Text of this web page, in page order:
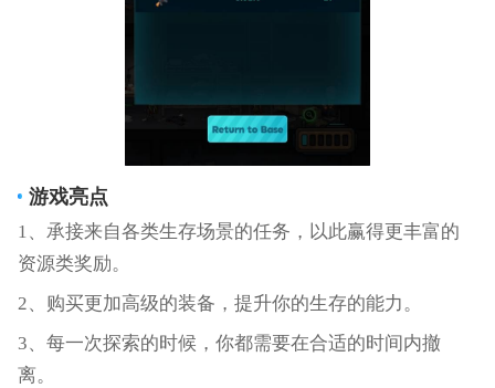
游戏亮点
1、承接来自各类生存场景的任务，以此赢得更丰富的
资源类奖励。
2、购买更加高级的装备，提升你的生存的能力。
3、每一次探索的时候，你都需要在合适的时间内撤
离。